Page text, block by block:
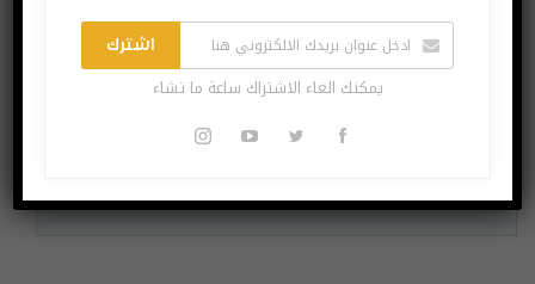
لتصلك الاخبار وللمشاركة في المسابقات ادخل بريدك
الالكتروني
يمكنك الغاء الاشتراك ساعة ما تشاء
اشترك
يمكنك الغاء الاشتراك ساعة ما تشاء